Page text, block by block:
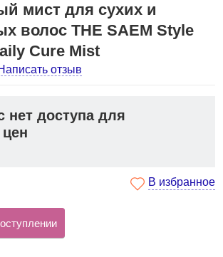
мист для сухих и
волос THE SAEM Style
Cure Mist
отзыв
нет доступа для
В избранное